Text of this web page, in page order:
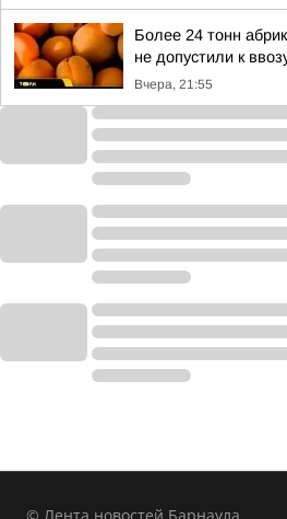
Более 24 тонн
не допустили к
Вчера, 21:55